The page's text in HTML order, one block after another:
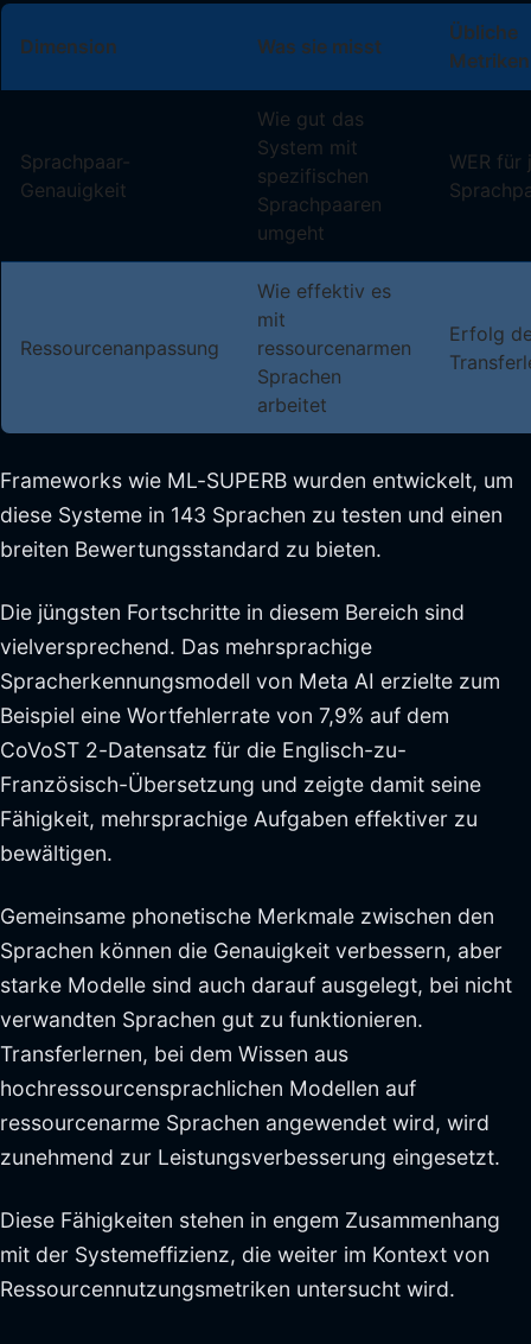
Dimension Was sie misst
Übliche
Metriken
Sprachpaar-
Genauigkeit
Wie gut das
System mit
spezifischen
Sprachpaaren
umgeht
WER für
Ressourcenanpassung
Wie effektiv es
mit
ressourcenarmen
Sprachen
arbeitet
Erfolg
Frameworks wie ML-SUPERB wurden entwickelt, um
diese Systeme in 143 Sprachen zu testen und einen
breiten Bewertungsstandard zu bieten.
Die jüngsten Fortschritte in diesem Bereich sind
vielversprechend. Das mehrsprachige
Spracherkennungsmodell von Meta AI erzielte zum
Beispiel eine Wortfehlerrate von 7,9% auf dem
CoVoST 2-Datensatz für die Englisch-zu-
Französisch-Übersetzung und zeigte damit seine
Fähigkeit, mehrsprachige Aufgaben effektiver zu
bewältigen.
Gemeinsame phonetische Merkmale zwischen den
Sprachen können die Genauigkeit verbessern, aber
starke Modelle sind auch darauf ausgelegt, bei nicht
verwandten Sprachen gut zu funktionieren.
Transferlernen, bei dem Wissen aus
hochressourcensprachlichen Modellen auf
ressourcenarme Sprachen angewendet wird, wird
zunehmend zur Leistungsverbesserung eingesetzt.
Diese Fähigkeiten stehen in engem Zusammenhang
mit der Systemeffizienz, die weiter im Kontext von
Ressourcennutzungsmetriken untersucht wird.